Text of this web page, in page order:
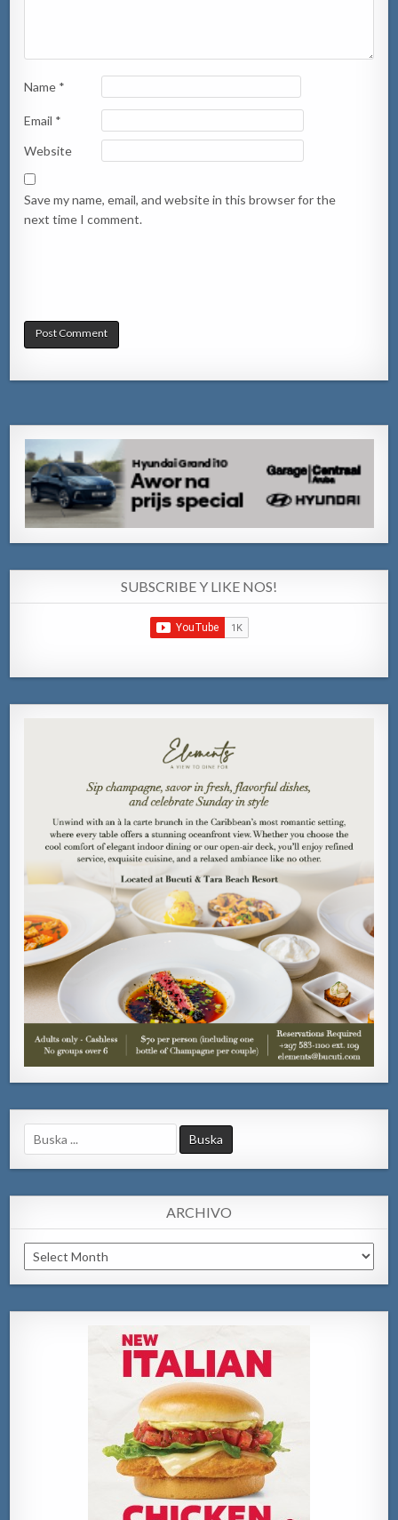
Name *
Email *
Website
Save my name, email, and website in this browser for the
next time I comment.
SUBSCRIBE Y LIKE NOS!
Search
for:
ARCHIVO
Archivo